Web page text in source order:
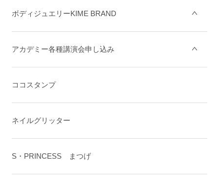
ボディジュエリーKIME BRAND
アカデミー各種講演会申し込み
ココスタンプ
ネイルグリッター
S・PRINCESS まつげ